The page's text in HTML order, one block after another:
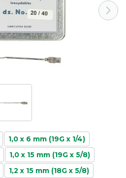
1,0 x 6 mm (19G x 1/4)
1,0 x 15 mm (19G x 5/8)
1,2 x 15 mm (18G x 5/8)